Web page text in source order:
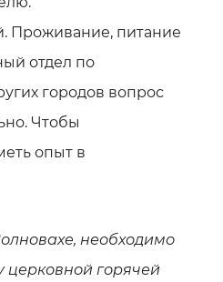
Проживание, питание
отдел по
городов вопрос
Чтобы
опыт в
необходимо
церковной горячей